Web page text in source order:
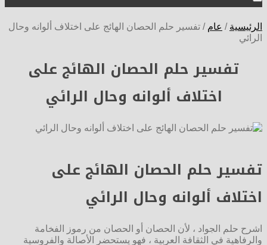
الرئيسية / عام / تفسير حلم الحصان الهائج على اختلاف ألوانه وحال
الرائي
تفسير حلم الحصان الهائج على
اختلاف ألوانه وحال الرائي
تفسير حلم الحصان الهائج على
اختلاف ألوانه وحال الرائي
اشرح حلم الجواد ، لأن الحصان أو الحصان من رموز الفخامة
والرفاهية في الثقافة العربية ، فهو يستحضر الأصالة والفروسية